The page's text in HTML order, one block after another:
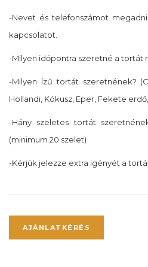
-Nevet és telefonszámot
kapcsolatot.
-Milyen időpontra szeretné a tortát
-Milyen ízű tortát szeretnének?
Hollandi, Kókusz, Eper, Fekete
-Hány szeletes tortát
(minimum 20 szelet)
-Kérjük jelezze extra igényét a
AJÁNLATKÉRÉS